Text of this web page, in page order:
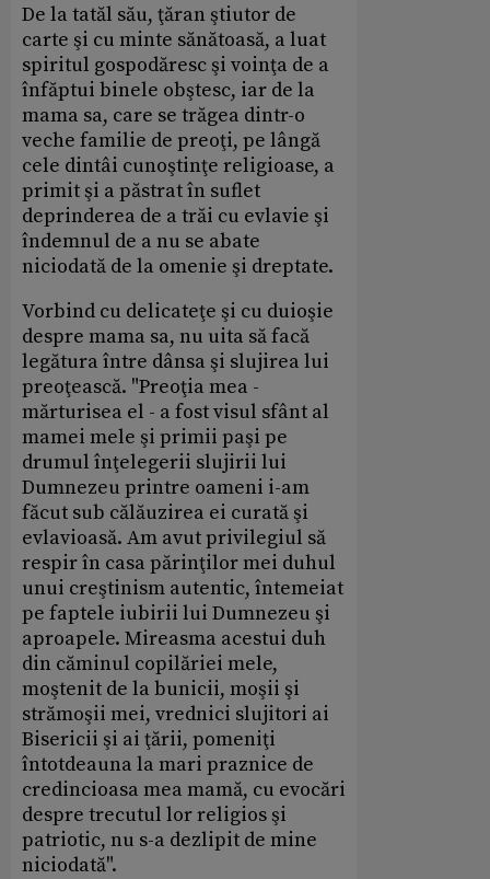
De la tatăl său, ţăran ştiutor de
carte şi cu minte sănătoasă, a luat
spiritul gospodăresc şi voinţa de a
înfăptui binele obştesc, iar de la
mama sa, care se trăgea dintr-o
veche familie de preoţi, pe lângă
cele dintâi cunoştinţe religioase, a
primit şi a păstrat în suflet
deprinderea de a trăi cu evlavie şi
îndemnul de a nu se abate
niciodată de la omenie şi dreptate.
Vorbind cu delicateţe şi cu duioşie
despre mama sa, nu uita să facă
legătura între dânsa şi slujirea lui
preoţească. "Preoţia mea -
mărturisea el - a fost visul sfânt al
mamei mele şi primii paşi pe
drumul înţelegerii slujirii lui
Dumnezeu printre oameni i-am
făcut sub călăuzirea ei curată şi
evlavioasă. Am avut privilegiul să
respir în casa părinţilor mei duhul
unui creştinism autentic, întemeiat
pe faptele iubirii lui Dumnezeu şi
aproapele. Mireasma acestui duh
din căminul copilăriei mele,
moştenit de la bunicii, moşii şi
strămoşii mei, vrednici slujitori ai
Bisericii şi ai ţării, pomeniţi
întotdeauna la mari praznice de
credincioasa mea mamă, cu evocări
despre trecutul lor religios şi
patriotic, nu s-a dezlipit de mine
niciodată".